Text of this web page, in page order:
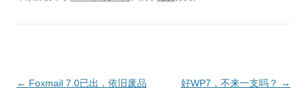
文
← Foxmail 7.0已出，依旧废品 好WP7，不来一支吗？ →